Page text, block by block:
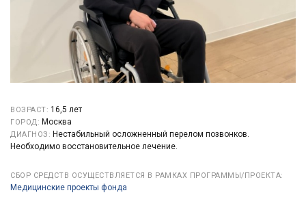
ВОЗРАСТ: 16,5 лет
ГОРОД: Москва
ДИАГНОЗ: Нестабильный осложненный перелом позвонков.
Необходимо восстановительное лечение.
СБОР СРЕДСТВ ОСУЩЕСТВЛЯЕТСЯ В РАМКАХ ПРОГРАММЫ/ПРОЕКТА:
Медицинские проекты фонда